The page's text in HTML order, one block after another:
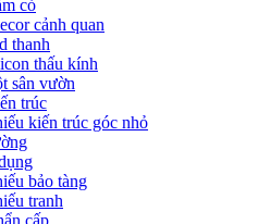
cỏ
cảnh quan
thanh
thấu kính
sân vườn
trúc
kiến trúc góc nhỏ
bảo tàng
tranh
cấp